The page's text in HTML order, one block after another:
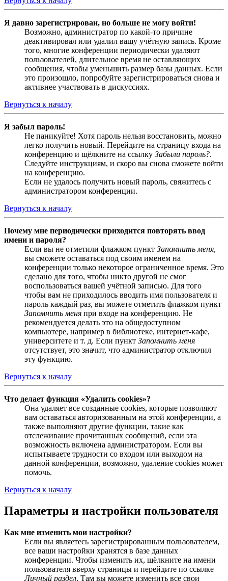
Я давно зарегистрирован, но больше не могу войти!
Возможно, администратор по какой-то причине
деактивировал или удалил вашу учётную запись. Кроме
того, многие конференции периодически удаляют
пользователей, длительное время не оставляющих
сообщения, чтобы уменьшить размер базы данных. Если
это произошло, попробуйте зарегистрироваться снова и
активнее участвовать в дискуссиях.
Вернуться к началу
Я забыл пароль!
Не паникуйте! Хотя пароль нельзя восстановить, можно
легко получить новый. Перейдите на страницу входа на
конференцию и щёлкните на ссылку Забыли пароль?.
Следуйте инструкциям, и скоро вы снова сможете войти
на конференцию.
Если не удалось получить новый пароль, свяжитесь с
администратором конференции.
Вернуться к началу
Почему мне периодически приходится повторять ввод
имени и пароля?
Если вы не отметили флажком пункт Запомнить меня,
вы сможете оставаться под своим именем на
конференции только некоторое ограниченное время. Это
сделано для того, чтобы никто другой не смог
воспользоваться вашей учётной записью. Для того
чтобы вам не приходилось вводить имя пользователя и
пароль каждый раз, вы можете отметить флажком пункт
Запомнить меня при входе на конференцию. Не
рекомендуется делать это на общедоступном
компьютере, например в библиотеке, интернет-кафе,
университете и т. д. Если пункт Запомнить меня
отсутствует, это значит, что администратор отключил
эту функцию.
Вернуться к началу
Что делает функция «Удалить cookies»?
Она удаляет все созданные cookies, которые позволяют
вам оставаться авторизованным на этой конференции, а
также выполняют другие функции, такие как
отслеживание прочитанных сообщений, если эта
возможность включена администратором. Если вы
испытываете трудности со входом или выходом на
данной конференции, возможно, удаление cookies может
помочь.
Вернуться к началу
Параметры и настройки пользователя
Как мне изменить мои настройки?
Если вы являетесь зарегистрированным пользователем,
все ваши настройки хранятся в базе данных
конференции. Чтобы изменить их, щёлкните на имени
пользователя вверху страницы и перейдите по ссылке
Личный раздел. Там вы можете изменить все свои